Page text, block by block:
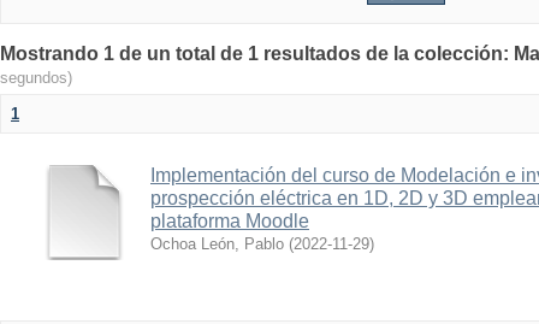
Mostrando 1 de un total de 1 resultados de la colección:
segundos)
1
Implementación del curso de Modelación e
prospección eléctrica en 1D, 2D y 3D
plataforma Moodle
Ochoa León, Pablo (2022-11-29)